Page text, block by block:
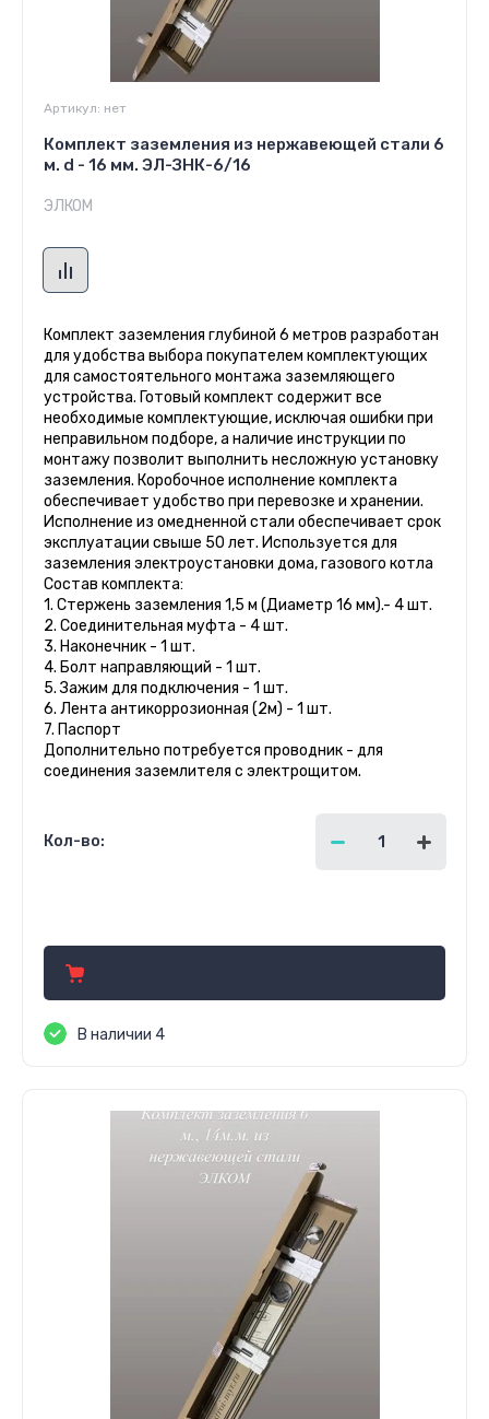
Артикул: нет
Комплект заземления из нержавеющей стали 6
м. d - 16 мм. ЭЛ-ЗНК-6/16
ЭЛКОМ
Комплект заземления глубиной 6 метров разработан
для удобства выбора покупателем комплектующих
для самостоятельного монтажа заземляющего
устройства. Готовый комплект содержит все
необходимые комплектующие, исключая ошибки при
неправильном подборе, а наличие инструкции по
монтажу позволит выполнить несложную установку
заземления. Коробочное исполнение комплекта
обеспечивает удобство при перевозке и хранении.
Исполнение из омедненной стали обеспечивает срок
эксплуатации свыше 50 лет. Используется для
заземления электроустановки дома, газового котла
Состав комплекта:
1. Стержень заземления 1,5 м (Диаметр 16 мм).- 4 шт.
2. Соединительная муфта - 4 шт.
3. Наконечник - 1 шт.
4. Болт направляющий - 1 шт.
5. Зажим для подключения - 1 шт.
6. Лента антикоррозионная (2м) - 1 шт.
7. Паспорт
Дополнительно потребуется проводник - для
соединения заземлителя с электрощитом.
Кол-во:
В наличии 4